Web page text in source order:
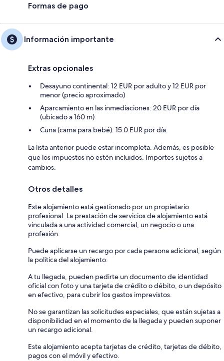
Formas de pago
Información importante
Extras opcionales
Desayuno continental: 12 EUR por adulto y 12 EUR por
menor (precio aproximado)
Aparcamiento en las inmediaciones: 20 EUR por día
(ubicado a 160 m)
Cuna (cama para bebé): 15.0 EUR por día.
La lista anterior puede estar incompleta. Además, es posible
que los impuestos no estén incluidos. Importes sujetos a
cambios.
Otros detalles
Este alojamiento está gestionado por un propietario
profesional. La prestación de servicios de alojamiento está
vinculada a una actividad comercial, un negocio o una
profesión.
Puede aplicarse un recargo por cada persona adicional, según
la política del alojamiento.
A tu llegada, pueden pedirte un documento de identidad
oficial con foto y una tarjeta de crédito o débito, o un depósito
en efectivo, para cubrir los gastos imprevistos.
No se garantizan las solicitudes especiales, que están sujetas a
disponibilidad en el momento de la llegada y pueden suponer
un recargo adicional.
Este alojamiento acepta tarjetas de crédito, tarjetas de débito,
pagos con el móvil y efectivo.